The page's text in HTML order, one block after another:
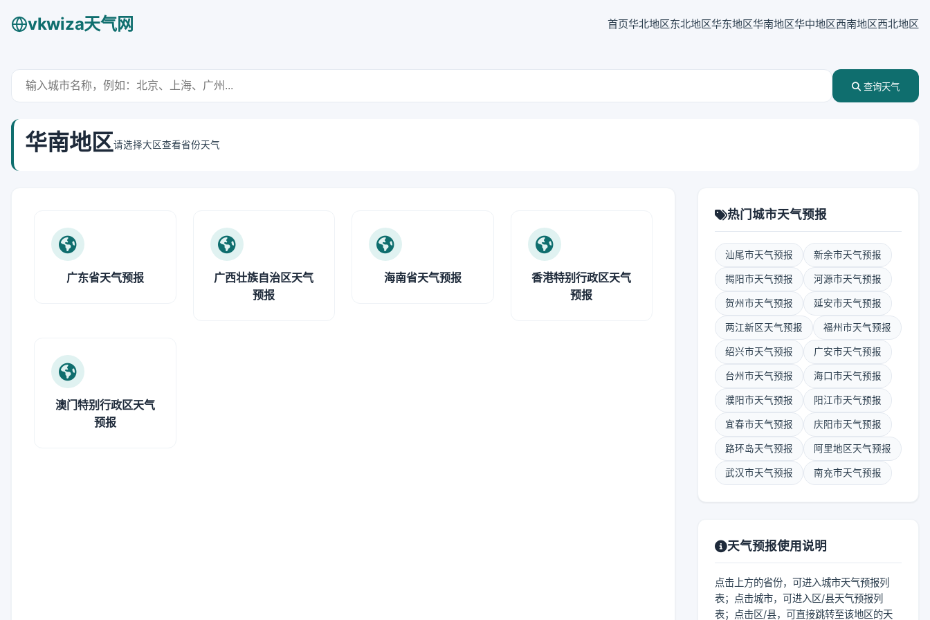
vkwiza天气网 首页华北地区东北地区华东地区华南地区华中地区西南地区西北地区
查询天气
华南地区请选择大区查看省份天气
广东省天气预报
广西壮族自治区天气
预报
海南省天气预报
香港特别行政区天气
预报
澳门特别行政区天气
预报
热门城市天气预报
汕尾市天气预报 新余市天气预报
揭阳市天气预报 河源市天气预报
贺州市天气预报 延安市天气预报
两江新区天气预报 福州市天气预报
绍兴市天气预报 广安市天气预报
台州市天气预报 海口市天气预报
濮阳市天气预报 阳江市天气预报
宜春市天气预报 庆阳市天气预报
路环岛天气预报 阿里地区天气预报
武汉市天气预报 南充市天气预报
天气预报使用说明
点击上方的省份，可进入城市天气预报列
表；点击城市，可进入区/县天气预报列
表；点击区/县，可直接跳转至该地区的天